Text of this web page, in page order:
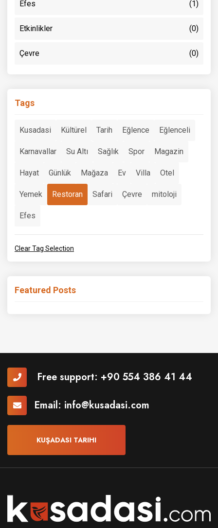
Efes (1)
Etkinlikler (0)
Çevre (0)
Tags
Kusadasi Kültürel Tarih Eğlence Eğlenceli
Karnavallar Su Altı Sağlık Spor Magazin
Hayat Günlük Mağaza Ev Villa Otel
Yemek Restoran Safari Çevre mitoloji
Efes
Clear Tag Selection
Featured Posts
Free support: +90 554 386 41 44
Email: info@kusadasi.com
KUŞADASI TARIHI